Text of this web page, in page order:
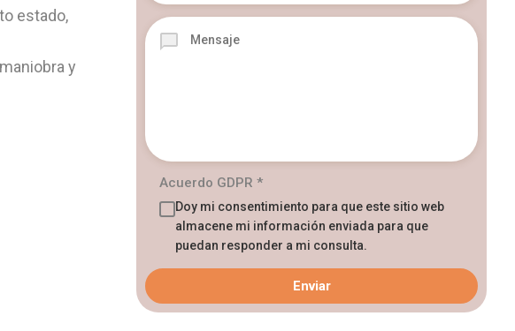
estado,
y
Acuerdo GDPR*
Doy mi consentimiento para que este sitio web
almacene mi información enviada para que
puedan responder a mi consulta.